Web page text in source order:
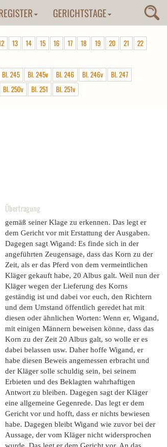
GERICHTSTAGE
13 14 15 16 17 18 19 20 21
22
Bl. 245 Bl. 245v Bl. 246 Bl. 246v
Bl. 247
Bl. 250v Bl. 251 Bl. 251v
Übertragung
gemäß seiner Klage zu erkennen. Das legt er
dem Gericht vor mit Erstattung der Ausgaben.
Dagegen sagt Wigand: Es finde sich in der
angeführten Zeugensage, dass das Korn zu der
Zeit, als er das Pferd von dem vermeintlichen
Kläger gekauft habe, 20 Albus galt. Weil nun der
Kläger wegen der Lieferung des Korns
geständig ist und dabei vor euch, den Richtern
und dem Umstand öffentlich geredet hat mit
diesen oder ähnlichen Worten: Wenn er, Wigand,
mit einigen Männern beweisen könne, dass das
Korn zu der Zeit 20 Albus galt, so wolle er es
dabei belassen usw. Daher hoffe Wigand, er
habe diesen Beweis angemessen erbracht und
der Kläger solle schuldig sein, bei seinem
Erbieten und des Beklagten wahrhaftigen
Antwort zu bleiben. Dagegen sagt der Kläger
eine allgemeine Gegenrede. Das legt er dem
Gericht vor und hofft, dass er nichts bewiesen
habe. Dagegen bleibt Wigand wie zuvor bei der
Aussage, der vom Kläger nicht widersprochen